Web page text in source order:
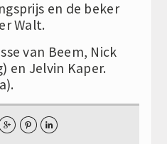
en de beker
Walt.
van Beem, Nick
en Jelvin Kaper.
  